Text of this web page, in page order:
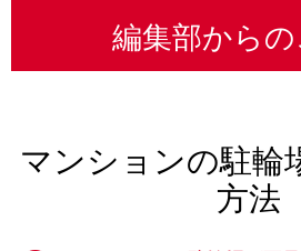
編集部から
マンションの駐輪
方法